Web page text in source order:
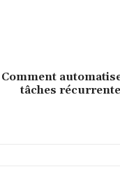
Comment
tâches